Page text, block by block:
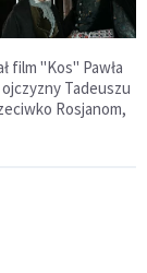
film "Kos" Pawła
Tadeuszu
Rosjanom,